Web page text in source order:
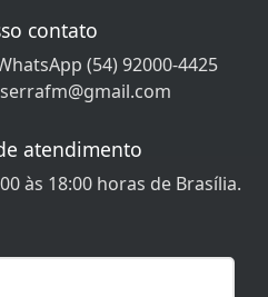
contato
(54) 92000-4425
atendimento
às 18:00 horas de Brasília.